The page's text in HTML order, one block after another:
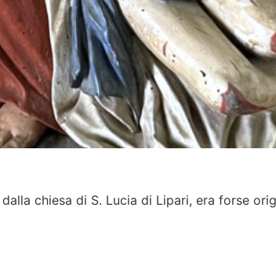
chiesa di S. Lucia di Lipari, era forse